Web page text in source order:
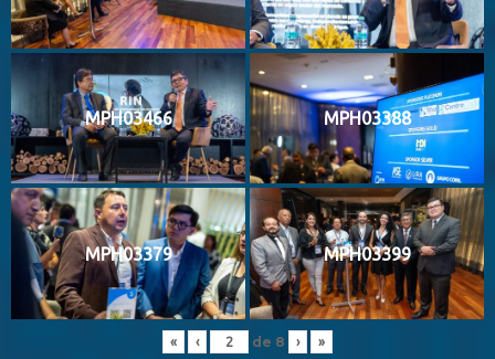
MPH03466 MPH03388
MPH03379 MPH03399
« ‹ de 8 › »